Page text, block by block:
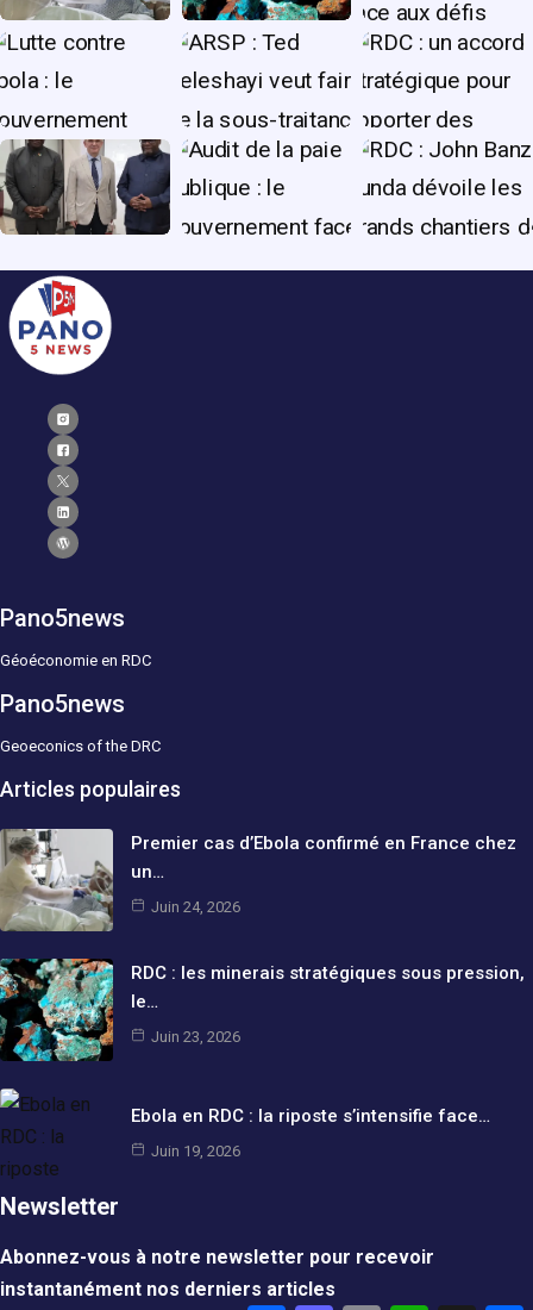
Pano5news
Géoéconomie en RDC
Pano5news
Geoeconics of the DRC
Articles populaires
Premier cas d’Ebola confirmé en France chez
un…
Juin 24, 2026
RDC : les minerais stratégiques sous pression,
le…
Juin 23, 2026
Ebola en RDC : la riposte s’intensifie face…
Juin 19, 2026
Newsletter
Abonnez-vous à notre newsletter pour recevoir
instantanément nos derniers articles